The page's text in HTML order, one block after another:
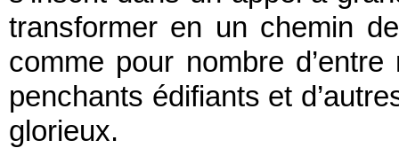
transformer en un chemin
comme pour nombre
penchants édifiants et
glorieux.